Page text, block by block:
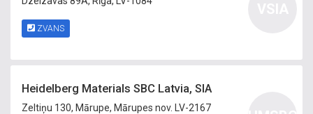
ZVANS
Heidelberg Materials SBC Latvia, SIA
Zeltiņu 130, Mārupe, Mārupes nov. LV-2167